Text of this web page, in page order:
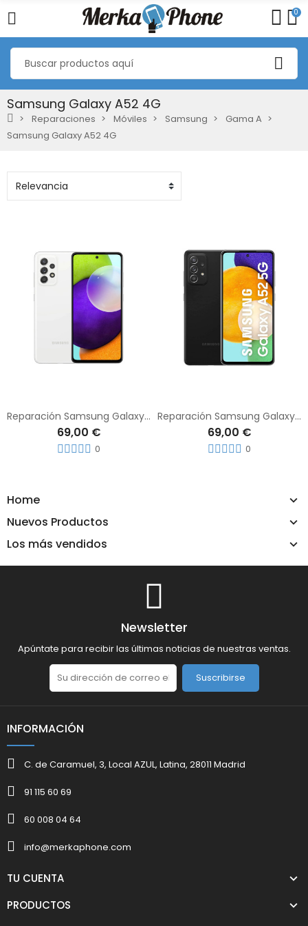
0
Samsung Galaxy A52 4G
Reparaciones Móviles Samsung
Gama A
Samsung Galaxy A52 4G
Home
Nuevos Productos
Los más vendidos
Reparación Samsung Galaxy A52 4G
69,00 €
0
Reparación Samsung Galaxy A52 5G
69,00 €
0
Newsletter
Apúntate para recibir las últimas noticias de nuestras ventas.
Suscribirse
INFORMACIÓN
C. de Caramuel, 3, Local AZUL, Latina, 28011 Madrid
91 115 60 69
60 008 04 64
info@merkaphone.com
TU CUENTA
PRODUCTOS